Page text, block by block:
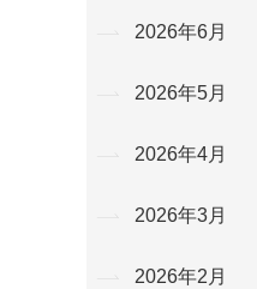
2026年6月
2026年5月
2026年4月
2026年3月
2026年2月